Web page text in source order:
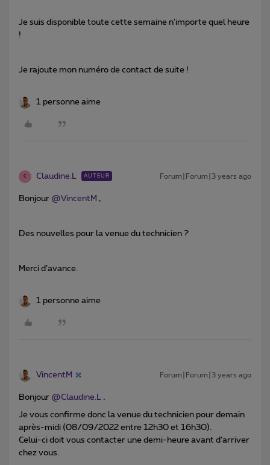
Je suis disponible toute cette semaine n'importe quel heure
!
Je rajoute mon numéro de contact de suite !
1 personne aime
C Claudine.L AUTEUR Forum|Forum|3 years ago
Bonjour @VincentM ,
Des nouvelles pour la venue du technicien ?
Merci d’avance.
1 personne aime
VincentM Forum|Forum|3 years ago
Bonjour @Claudine.L ,
Je vous confirme donc la venue du technicien pour demain
après-midi (08/09/2022 entre 12h30 et 16h30).
Celui-ci doit vous contacter une demi-heure avant d’arriver
chez vous.